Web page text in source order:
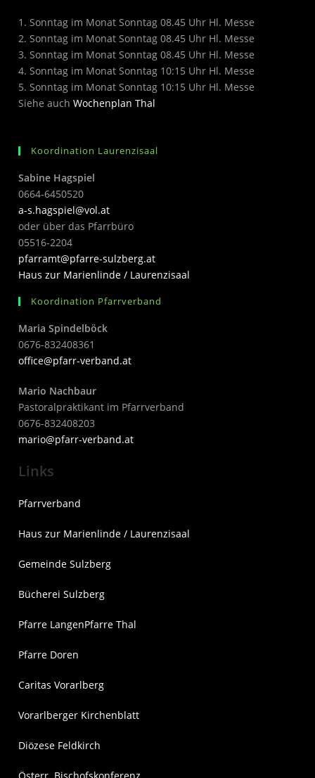
1. Sonntag im Monat Sonntag 08.45 Uhr Hl. Messe
2. Sonntag im Monat Sonntag 08.45 Uhr Hl. Messe
3. Sonntag im Monat Sonntag 08.45 Uhr Hl. Messe
4. Sonntag im Monat Sonntag 10:15 Uhr Hl. Messe
5. Sonntag im Monat Sonntag 10:15 Uhr Hl. Messe
Siehe auchWochenplan Thal
Koordination Laurenzisaal
Sabine Hagspiel
0664-6450520
a-s.hagspiel@vol.at
oder über das Pfarrbüro
05516-2204
pfarramt@pfarre-sulzberg.at
Haus zur Marienlinde / Laurenzisaal
Koordination Pfarrverband
Maria Spindelböck
0676-832408361
office@pfarr-verband.at
Mario Nachbaur
Pastoralpraktikant im Pfarrverband
0676-832408203
mario@pfarr-verband.at
Links
Pfarrverband
Haus zur Marienlinde / Laurenzisaal
Gemeinde Sulzberg
Bücherei Sulzberg
Pfarre LangenPfarre Thal
Pfarre Doren
Caritas Vorarlberg
Vorarlberger Kirchenblatt
Diözese Feldkirch
Österr. Bischofskonferenz